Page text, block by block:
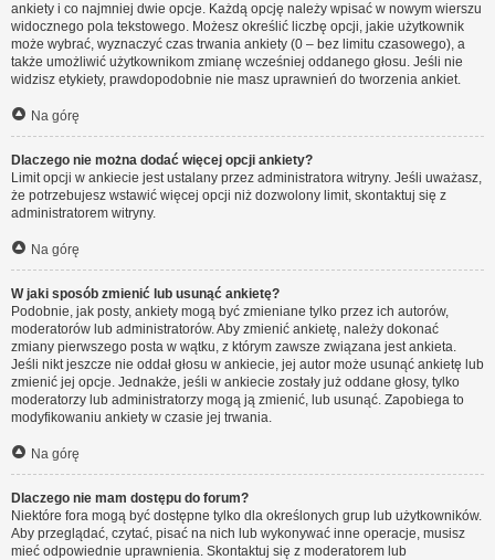
ankiety i co najmniej dwie opcje. Każdą opcję należy wpisać w nowym wierszu
widocznego pola tekstowego. Możesz określić liczbę opcji, jakie użytkownik
może wybrać, wyznaczyć czas trwania ankiety (0 – bez limitu czasowego), a
także umożliwić użytkownikom zmianę wcześniej oddanego głosu. Jeśli nie
widzisz etykiety, prawdopodobnie nie masz uprawnień do tworzenia ankiet.
Na górę
Dlaczego nie można dodać więcej opcji ankiety?
Limit opcji w ankiecie jest ustalany przez administratora witryny. Jeśli uważasz,
że potrzebujesz wstawić więcej opcji niż dozwolony limit, skontaktuj się z
administratorem witryny.
Na górę
W jaki sposób zmienić lub usunąć ankietę?
Podobnie, jak posty, ankiety mogą być zmieniane tylko przez ich autorów,
moderatorów lub administratorów. Aby zmienić ankietę, należy dokonać
zmiany pierwszego posta w wątku, z którym zawsze związana jest ankieta.
Jeśli nikt jeszcze nie oddał głosu w ankiecie, jej autor może usunąć ankietę lub
zmienić jej opcje. Jednakże, jeśli w ankiecie zostały już oddane głosy, tylko
moderatorzy lub administratorzy mogą ją zmienić, lub usunąć. Zapobiega to
modyfikowaniu ankiety w czasie jej trwania.
Na górę
Dlaczego nie mam dostępu do forum?
Niektóre fora mogą być dostępne tylko dla określonych grup lub użytkowników.
Aby przeglądać, czytać, pisać na nich lub wykonywać inne operacje, musisz
mieć odpowiednie uprawnienia. Skontaktuj się z moderatorem lub